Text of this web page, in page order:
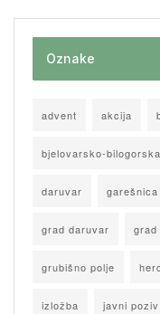
Oznake
advent akcija
bjelovarsko-
daruvar garešnica
grad daruvar grad
grubišno polje
izložba javni poziv